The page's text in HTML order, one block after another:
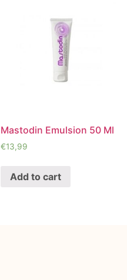
Mastodin Emulsion 50 Ml
€13,99
Add to cart